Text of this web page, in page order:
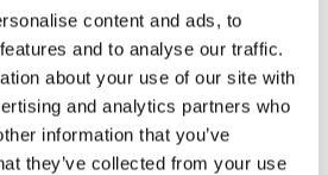
content and ads, to
and to analyse our traffic.
about your use of our site with
and analytics partners who
information that you’ve
they’ve collected from your use
e di un magazzino
valore aggiunto per i nostri
Inoltre, grazie alle nostre
e competenze in materia di